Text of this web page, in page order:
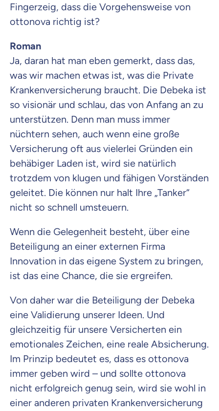
Fingerzeig, dass die Vorgehensweise von
ottonova richtig ist?
Roman
Ja, daran hat man eben gemerkt, dass das,
was wir machen etwas ist, was die Private
Krankenversicherung braucht. Die Debeka ist
so visionär und schlau, das von Anfang an zu
unterstützen. Denn man muss immer
nüchtern sehen, auch wenn eine große
Versicherung oft aus vielerlei Gründen ein
behäbiger Laden ist, wird sie natürlich
trotzdem von klugen und fähigen Vorständen
geleitet. Die können nur halt Ihre „Tanker“
nicht so schnell umsteuern.
Wenn die Gelegenheit besteht, über eine
Beteiligung an einer externen Firma
Innovation in das eigene System zu bringen,
ist das eine Chance, die sie ergreifen.
Von daher war die Beteiligung der Debeka
eine Validierung unserer Ideen. Und
gleichzeitig für unsere Versicherten ein
emotionales Zeichen, eine reale Absicherung.
Im Prinzip bedeutet es, dass es ottonova
immer geben wird – und sollte ottonova
nicht erfolgreich genug sein, wird sie wohl in
einer anderen privaten Krankenversicherung